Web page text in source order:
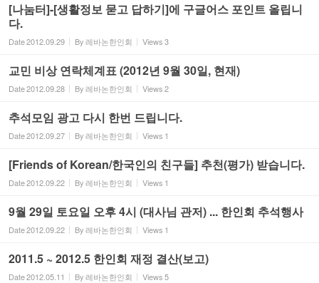
[나눔터]-[생활정보 묻고 답하기]에 구글어스 포인트 올립니
다.
Date2012.09.29 By레바논한인회 Views3
교민 비상 연락체계표 (2012년 9월 30일, 현재)
Date2012.09.28 By레바논한인회 Views2
추석모임 광고 다시 한번 드립니다.
Date2012.09.27 By레바논한인회 Views 1
‎[Friends of Korean/한국인의 친구들] 추천(평가) 받습니다.
Date2012.09.22 By레바논한인회 Views 1
9월 29일 토요일 오후 4시 (대사님 관저) ... 한인회 추석행사
Date2012.09.22 By레바논한인회 Views 1
2011.5 ~ 2012.5 한인회 재정 결산(보고)
Date2012.05.11 By레바논한인회 Views5